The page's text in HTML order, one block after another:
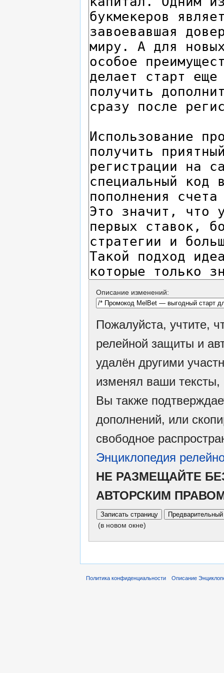
Описание изменений:
Пожалуйста, учтите,
релейной защиты и
удалён другими
изменял ваши
Вы также
дополнений, или
свободное
Энциклопедия
НЕ РАЗМЕЩАЙТЕ
АВТОРСКИМ
(в новом окне)
Политика конфиденциальности Описание